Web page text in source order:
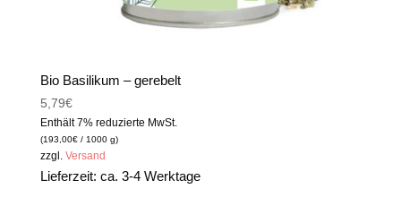
Bio Basilikum – gerebelt
5,79€
Enthält 7% reduzierte MwSt.
(193,00€/ 1000 g)
zzgl. Versand
Lieferzeit: ca. 3-4 Werktage